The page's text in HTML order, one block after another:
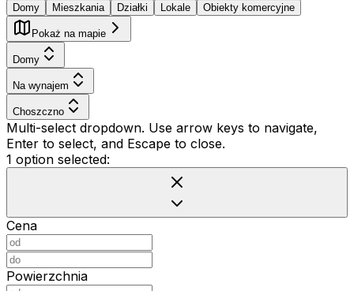
Domy Mieszkania Działki Lokale Obiekty komercyjne
Pokaż na mapie
Domy
Na wynajem
Choszczno
Multi-select dropdown. Use arrow keys to navigate,
Enter to select, and Escape to close.
1 option selected:
Cena
Powierzchnia